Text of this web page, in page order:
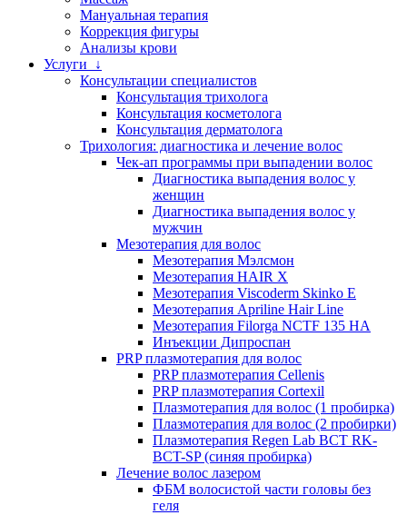
Мануальная терапия
Коррекция фигуры
Анализы крови
Услуги ↓
Консультации специалистов
Консультация трихолога
Консультация косметолога
Консультация дерматолога
Трихология: диагностика и лечение волос
Чек-ап программы при выпадении волос
Диагностика выпадения волос у
женщин
Диагностика выпадения волос у
мужчин
Мезотерапия для волос
Мезотерапия Мэлсмон
Мезотерапия HAIR X
Мезотерапия Viscoderm Skinko E
Мезотерапия Apriline Hair Line
Мезотерапия Filorga NCTF 135 HA
Инъекции Дипроспан
PRP плазмотерапия для волос
PRP плазмотерапия Cellenis
PRP плазмотерапия Cortexil
Плазмотерапия для волос (1 пробирка)
Плазмотерапия для волос (2 пробирки)
Плазмотерапия Regen Lab BCT RK-
BCT-SP (синяя пробирка)
Лечение волос лазером
ФБМ волосистой части головы без
геля